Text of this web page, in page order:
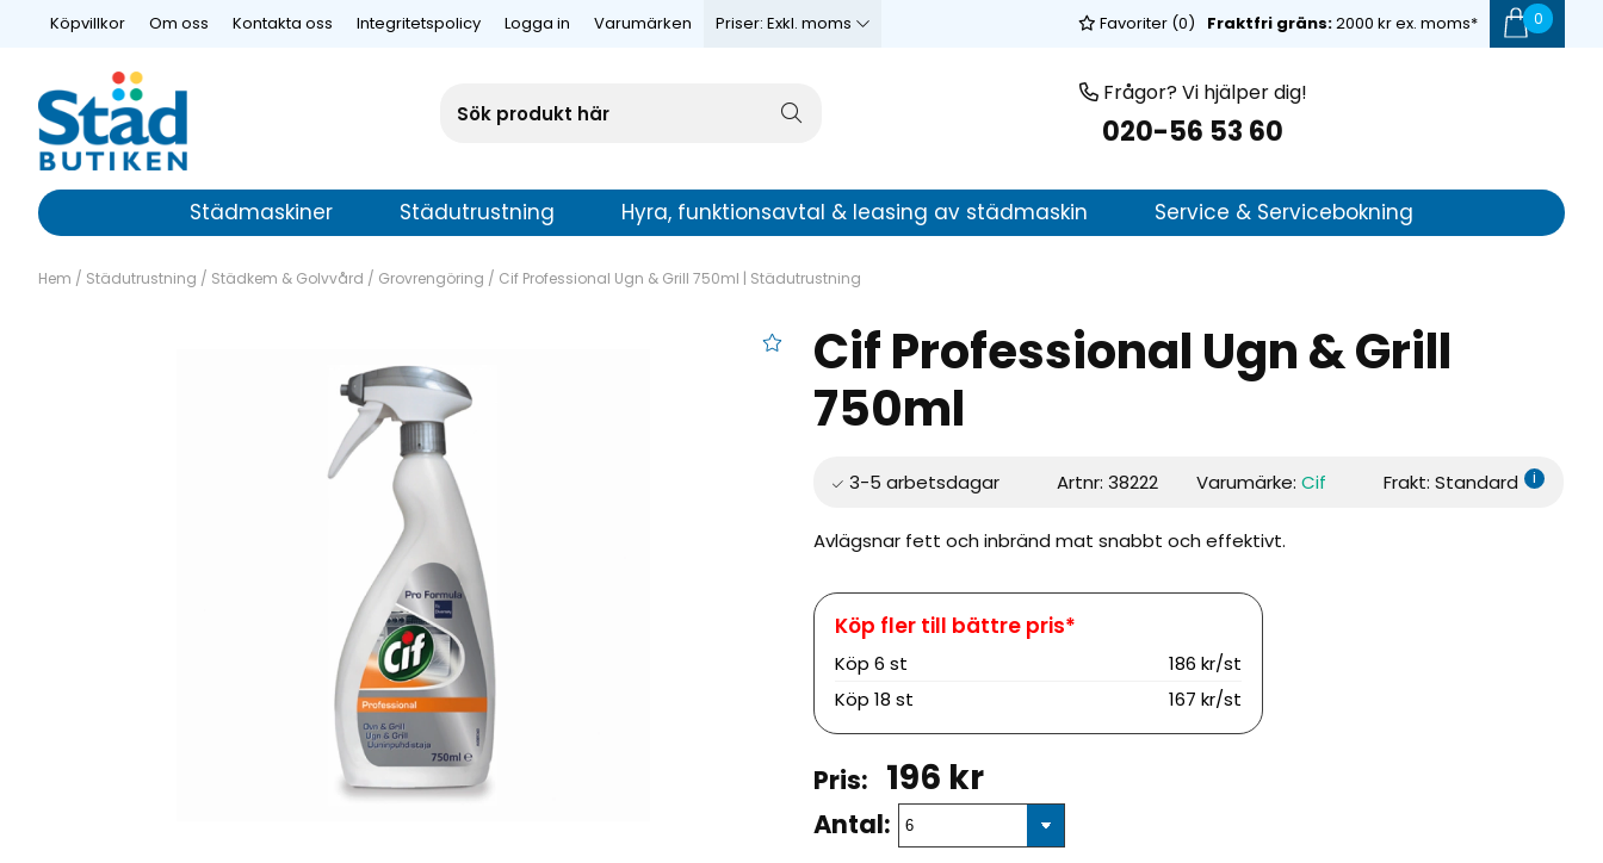
Köpvillkor Om oss Kontakta oss Integritetspolicy Logga in Varumärken Priser: Exkl. moms 0
Fraktfri gräns:2000 kr ex. moms*
Favoriter (0)
Frågor? Vi hjälper dig!
020-56 53 60
Städmaskiner Städutrustning Hyra, funktionsavtal & leasing av städmaskin Service & Servicebokning
Hem / Städutrustning / Städkem & Golvvård / Grovrengöring / Cif Professional Ugn & Grill 750ml | Städutrustning
Cif Professional Ugn & Grill
750ml
Artnr: 38222 Varumärke: Cif Frakt: Standard i
Avlägsnar fett och inbränd mat snabbt och effektivt.
Köp 6 st
186 kr/st
Köp 18 st 167 kr/st
196 kr
Antal: